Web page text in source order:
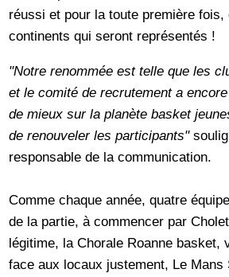
réussi et pour la toute première
continents qui seront représentés !
"Notre renommée est telle que les
et le comité de recrutement a
de mieux sur la planète basket
de renouveler les participants"
responsable de la communication.
Comme chaque année, quatre
de la partie, à commencer par
légitime, la Chorale Roanne basket,
face aux locaux justement, Le Mans